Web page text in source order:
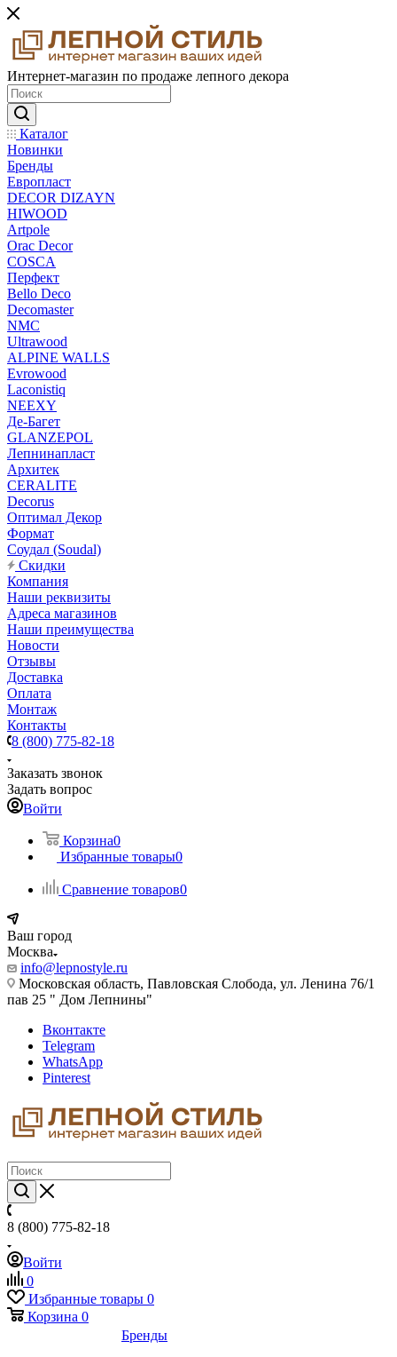
Интернет-магазин по продаже лепного декора
Каталог
Новинки
Бренды
Европласт
DECOR DIZAYN
HIWOOD
Artpole
Orac Decor
COSCA
Перфект
Bello Deco
Decomaster
NMС
Ultrawood
ALPINE WALLS
Evrowood
Laconistiq
NEEXY
Де-Багет
GLANZEPOL
Лепнинапласт
Архитек
CERALITE
Decorus
Оптимал Декор
Формат
Соудал (Soudal)
Скидки
Компания
Наши реквизиты
Адреса магазинов
Наши преимущества
Новости
Отзывы
Доставка
Оплата
Монтаж
Контакты
8 (800) 775-82-18
Заказать звонок
Задать вопрос
Войти
Корзина0
Избранные товары0
Сравнение товаров0
Ваш город
Москва
info@lepnostyle.ru
Московская область, Павловская Слобода, ул. Ленина 76/1
пав 25 " Дом Лепнины"
Вконтакте
Telegram
WhatsApp
Pinterest
8 (800) 775-82-18
Войти
0
Избранные товары 0
Корзина 0
Бренды